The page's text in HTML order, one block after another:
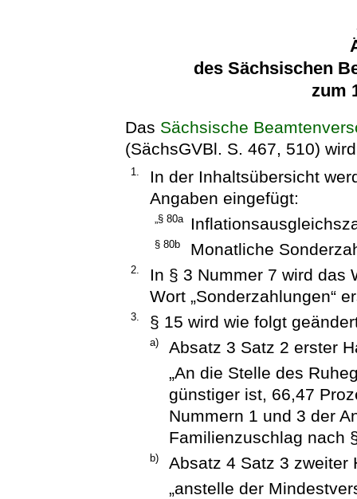
des Sächsischen
zum
Das Sächsische
(SächsGVBl. S. 467, 510)
1.
In der Inhaltsübersicht
Angaben eingefügt:
„§ 80a
§ 80b Monatliche
2.
In § 3 Nummer 7 wird das
Wort „Sonderzahlungen“
3. § 15 wird wie folgt
a)
Absatz 3 Satz 2 erster
„An die Stelle des
günstiger ist, 66,47
Nummern 1 und 3 der
Familienzuschlag nach
b)
Absatz 4 Satz 3 zweiter
„anstelle der